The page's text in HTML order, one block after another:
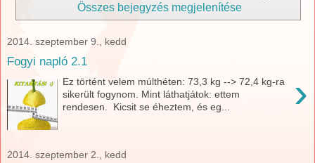
Összes bejegyzés megjelenítése
2014. szeptember 9., kedd
Fogyi napló 2.1
›
Ez történt velem múlthéten: 73,3 kg --> 72,4 kg-ra
sikerült fogynom. Mint láthatjátok: ettem
rendesen. Kicsit se éheztem, és eg...
2014. szeptember 2., kedd